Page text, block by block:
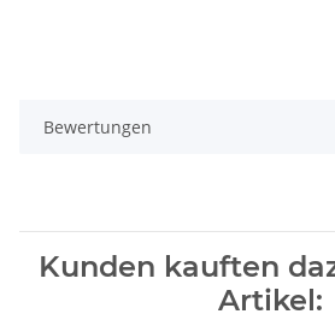
Bewertungen
Kunden kauften
Artikel: